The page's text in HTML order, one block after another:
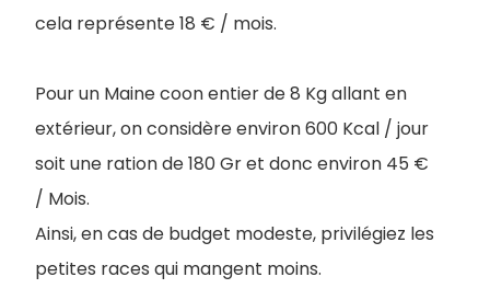
cela représente 18 € / mois.
Pour un Maine coon entier de 8 Kg allant en
extérieur, on considère environ 600 Kcal / jour
soit une ration de 180 Gr et donc environ 45 €
/ Mois.
Ainsi, en cas de budget modeste, privilégiez les
petites races qui mangent moins.